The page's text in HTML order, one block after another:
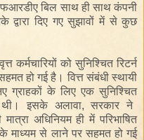
बिल साथ ही साथकंपनी
द्वारा दिए गए सुझावों में से कुछ
कर्मचारियों को सुनिश्चित रिटर्न
हो गई है ।वित्त संबंधी स्थायी
ग्राहकों के लिए एक सुनिश्चित
। इसके अलावा, सरकार
ने
मात्रा अधिनियम ही में परिभाषित
के माध्यम से लाने पर सहमत हो गई